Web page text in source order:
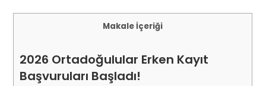
Makale İçeriği
2026 Ortadoğulular Erken Kayıt
Başvuruları Başladı!